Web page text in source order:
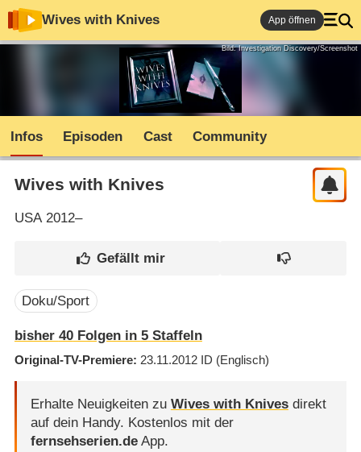
Wives with Knives App öffnen
Bild: Investigation Discovery/Screenshot
Infos Episoden Cast Community
Wives with Knives
USA2012–
Doku/Sport
bisher 40Folgen in 5Staffeln
Original-TV-Premiere 23.11.2012 ID (Englisch)
Erhalte Neuigkeiten zu Wives with Knivesdirekt
auf dein Handy. Kostenlos mit der
fernsehserien.deApp.